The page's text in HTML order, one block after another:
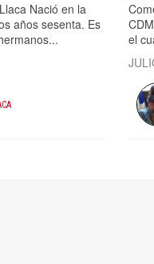
Nació en la
años sesenta. Es
el